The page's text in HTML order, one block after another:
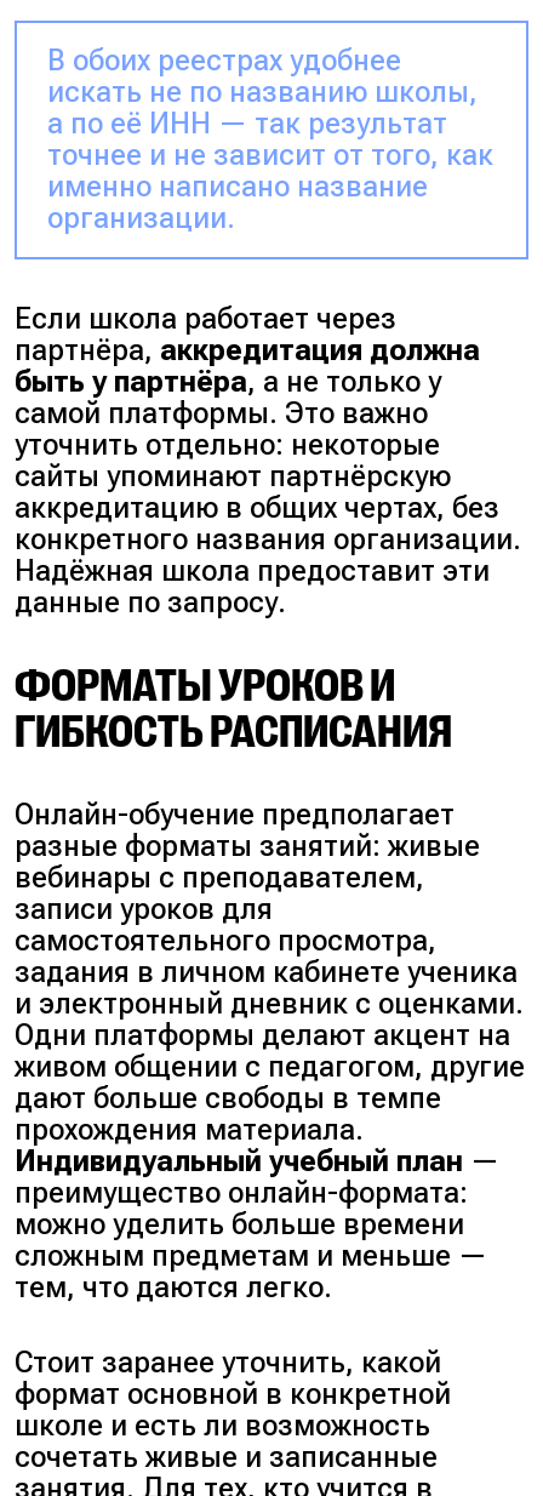
В обоих реестрах удобнее
искать не по названию школы,
а по её ИНН — так результат
точнее и не зависит от того, как
именно написано название
организации.
Если школа работает через
партнёра, аккредитация должна
быть у партнёра, а не только у
самой платформы. Это важно
уточнить отдельно: некоторые
сайты упоминают партнёрскую
аккредитацию в общих чертах, без
конкретного названия организации.
Надёжная школа предоставит эти
данные по запросу.
ФОРМАТЫ УРОКОВ И
ГИБКОСТЬ РАСПИСАНИЯ
Онлайн-обучение предполагает
разные форматы занятий:живые
вебинары с преподавателем,
записи уроков для
самостоятельного просмотра,
задания в личном кабинете ученика
и электронный дневник с оценками.
Одни платформы делают акцент на
живом общении с педагогом, другие
дают больше свободы в темпе
прохождения материала.
Индивидуальный учебный план —
преимущество онлайн-формата:
можно уделить больше времени
сложным предметам и меньше —
тем, что даются легко.
Стоит заранее уточнить, какой
формат основной в конкретной
школе и есть ли возможность
сочетать живые и записанные
занятия. Для тех, кто учится в